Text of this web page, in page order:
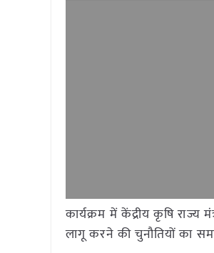
कार्यक्रम में केंद्रीय कृषि
लागू करने की चुनौतियों का